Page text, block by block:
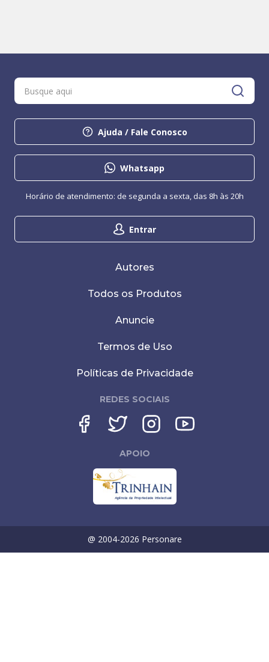
Ajuda / Fale Conosco
Whatsapp
Entrar
Horário de atendimento: de segunda a sexta, das 8h às 20h
Autores
Todos os Produtos
Anuncie
Termos de Uso
Políticas de Privacidade
REDES SOCIAIS
APOIO
@ 2004-2026 Personare